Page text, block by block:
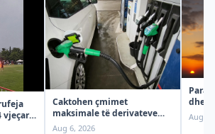
vjeçar
Caktohen çmimet
maksimale të derivateve
për sot
Aug 6, 2026
dhe
Aug 6,